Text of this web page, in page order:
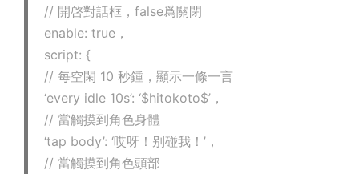
// 開啓對話框，false爲關閉
enable: true，
script: {
// 每空閑 10 秒鍾，顯示一條一言
‘every idle 10s’: ‘$hitokoto$’，
// 當觸摸到角色身體
‘tap body’: ‘哎呀！别碰我！’，
// 當觸摸到角色頭部